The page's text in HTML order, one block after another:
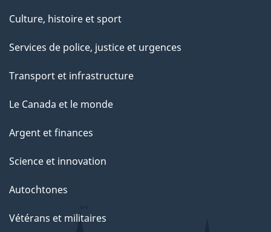
Culture, histoire et sport
Services de police, justice et urgences
Transport et infrastructure
Le Canada et le monde
Argent et finances
Science et innovation
Autochtones
Vétérans et militaires